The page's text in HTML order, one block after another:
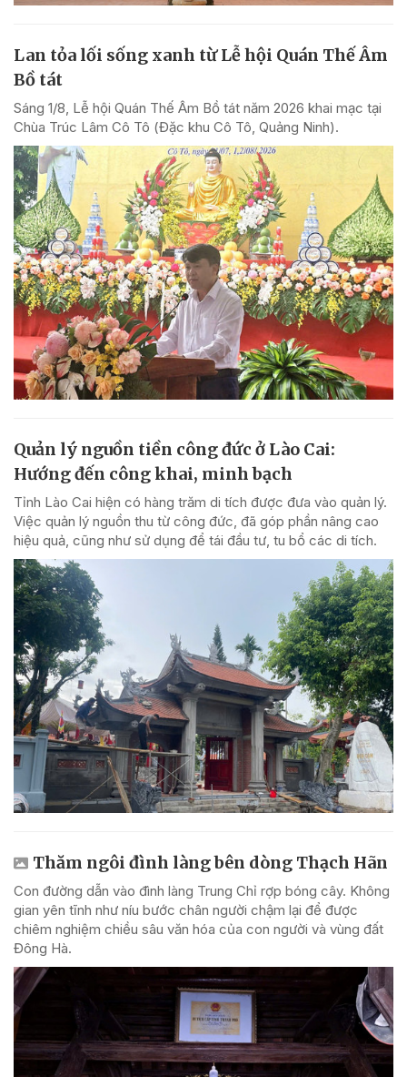
Lan tỏa lối sống xanh từ Lễ hội Quán Thế Âm
Bồ tát
Sáng 1/8, Lễ hội Quán Thế Âm Bồ tát năm 2026 khai mạc tại
Chùa Trúc Lâm Cô Tô (Đặc khu Cô Tô, Quảng Ninh).
Quản lý nguồn tiền công đức ở Lào Cai:
Hướng đến công khai, minh bạch
Tỉnh Lào Cai hiện có hàng trăm di tích được đưa vào quản lý.
Việc quản lý nguồn thu từ công đức, đã góp phần nâng cao
hiệu quả, cũng như sử dụng để tái đầu tư, tu bổ các di tích.
Thăm ngôi đình làng bên dòng Thạch Hãn
Con đường dẫn vào đình làng Trung Chỉ rợp bóng cây. Không
gian yên tĩnh như níu bước chân người chậm lại để được
chiêm nghiệm chiều sâu văn hóa của con người và vùng đất
Đông Hà.